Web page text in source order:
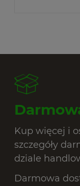
Kup więcej i
szczegóły
dziale
Darmowa